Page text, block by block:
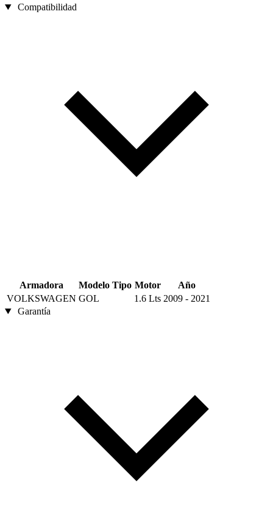
Compatibilidad
Armadora Modelo Tipo Motor
Año
VOLKSWAGEN GOL 1.6 Lts 2009 - 2021
Garantía